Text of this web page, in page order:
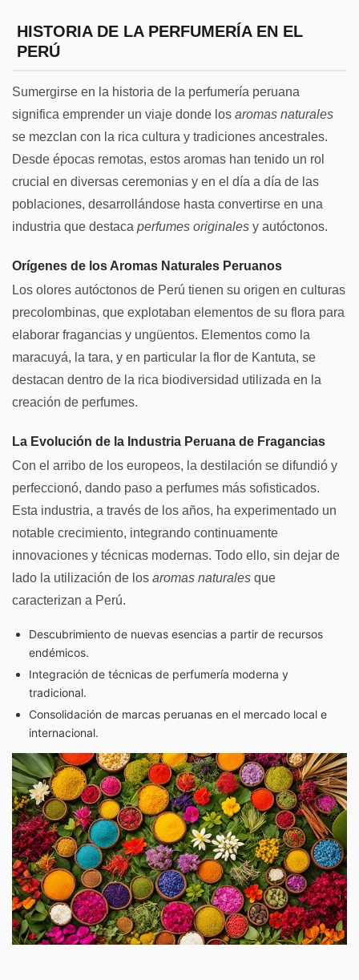
HISTORIA DE LA PERFUMERÍA EN EL
PERÚ
Sumergirse en la historia de la perfumería peruana
significa emprender un viaje donde los aromas naturales
se mezclan con la rica cultura y tradiciones ancestrales.
Desde épocas remotas, estos aromas han tenido un rol
crucial en diversas ceremonias y en el día a día de las
poblaciones, desarrollándose hasta convertirse en una
industria que destaca perfumes originales y autóctonos.
Orígenes de los Aromas Naturales Peruanos
Los olores autóctonos de Perú tienen su origen en culturas
precolombinas, que explotaban elementos de su flora para
elaborar fragancias y ungüentos. Elementos como la
maracuyá, la tara, y en particular la flor de Kantuta, se
destacan dentro de la rica biodiversidad utilizada en la
creación de perfumes.
La Evolución de la Industria Peruana de Fragancias
Con el arribo de los europeos, la destilación se difundió y
perfeccionó, dando paso a perfumes más sofisticados.
Esta industria, a través de los años, ha experimentado un
notable crecimiento, integrando continuamente
innovaciones y técnicas modernas. Todo ello, sin dejar de
lado la utilización de los aromas naturales que
caracterizan a Perú.
Descubrimiento de nuevas esencias a partir de recursos
endémicos.
Integración de técnicas de perfumería moderna y
tradicional.
Consolidación de marcas peruanas en el mercado local e
internacional.